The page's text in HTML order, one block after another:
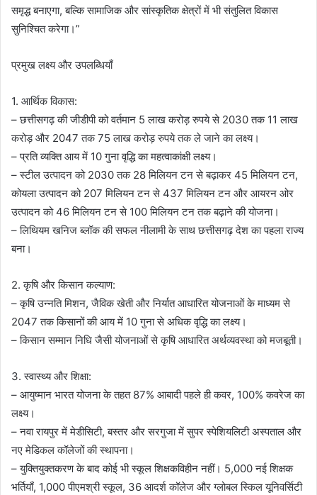
समृद्ध बनाएगा, बल्कि सामाजिक और सांस्कृतिक क्षेत्रों में भी संतुलित विकास
सुनिश्चित करेगा।”
प्रमुख लक्ष्य और उपलब्धियाँ
1. आर्थिक विकास:
– छत्तीसगढ़ की जीडीपी को वर्तमान 5 लाख करोड़ रुपये से 2030 तक 11 लाख
करोड़ और 2047 तक 75 लाख करोड़ रुपये तक ले जाने का लक्ष्य।
– प्रति व्यक्ति आय में 10 गुना वृद्धि का महत्वाकांक्षी लक्ष्य।
– स्टील उत्पादन को 2030 तक 28 मिलियन टन से बढ़ाकर 45 मिलियन टन,
कोयला उत्पादन को 207 मिलियन टन से 437 मिलियन टन और आयरन ओर
उत्पादन को 46 मिलियन टन से 100 मिलियन टन तक बढ़ाने की योजना।
– लिथियम खनिज ब्लॉक की सफल नीलामी के साथ छत्तीसगढ़ देश का पहला राज्य
बना।
2. कृषि और किसान कल्याण:
– कृषि उन्नति मिशन, जैविक खेती और निर्यात आधारित योजनाओं के माध्यम से
2047 तक किसानों की आय में 10 गुना से अधिक वृद्धि का लक्ष्य।
– किसान सम्मान निधि जैसी योजनाओं से कृषि आधारित अर्थव्यवस्था को मजबूती।
3. स्वास्थ्य और शिक्षा:
– आयुष्मान भारत योजना के तहत 87% आबादी पहले ही कवर, 100% कवरेज का
लक्ष्य।
– नवा रायपुर में मेडीसिटी, बस्तर और सरगुजा में सुपर स्पेशियलिटी अस्पताल और
नए मेडिकल कॉलेजों की स्थापना।
– युक्तियुक्तकरण के बाद कोई भी स्कूल शिक्षकविहीन नहीं। 5,000 नई शिक्षक
भर्तियाँ, 1,000 पीएमश्री स्कूल, 36 आदर्श कॉलेज और ग्लोबल स्किल यूनिवर्सिटी